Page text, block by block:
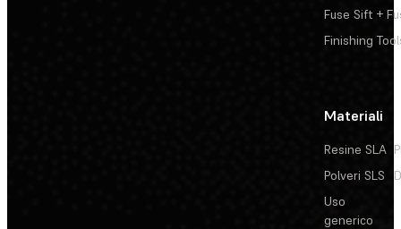
Fuse Sift +
Finishing
Materiali
Resine SLA
Polveri SLS
Uso
generico